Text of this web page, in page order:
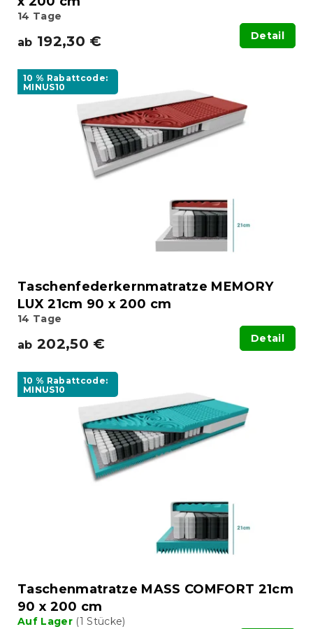
14 Tage
ab 192,30 € Detail
10 % Rabattcode:
MINUS10
Taschenfederkernmatratze MEMORY
LUX 21cm 90 x 200 cm
14 Tage
ab 202,50 € Detail
10 % Rabattcode:
MINUS10
Taschenmatratze MASS COMFORT 21cm
90 x 200 cm
Auf Lager (1 Stücke)